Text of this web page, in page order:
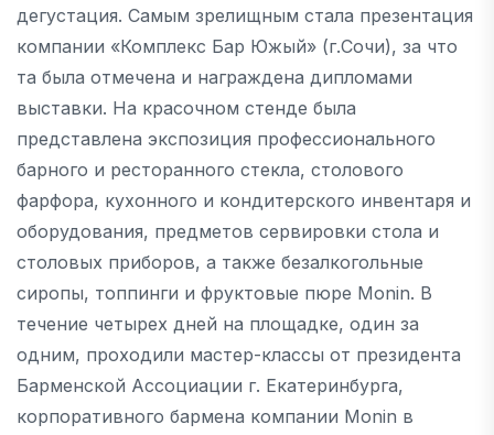
дегустация. Самым зрелищным стала презентация
компании «Комплекс Бар Южый» (г.Сочи), за что
та была отмечена и награждена дипломами
выставки. На красочном стенде была
представлена экспозиция профессионального
барного и ресторанного стекла, столового
фарфора, кухонного и кондитерского инвентаря и
оборудования, предметов сервировки стола и
столовых приборов, а также безалкогольные
сиропы, топпинги и фруктовые пюре Monin. В
течение четырех дней на площадке, один за
одним, проходили мастер-классы от президента
Барменской Ассоциации г. Екатеринбурга,
корпоративного бармена компании Monin в